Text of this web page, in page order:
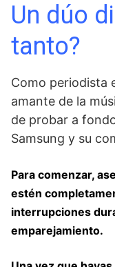
Un dúo
tanto?
Como periodista
amante de la
de probar a
Samsung y su
Para comenzar,
estén
‌interrupciones​
⁣emparejamiento.